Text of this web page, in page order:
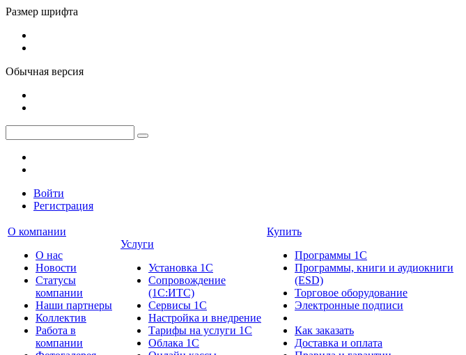
Размер шрифта
Обычная версия
Войти
Регистрация
О компании
О нас
Новости
Cтатусы
компании
Наши партнеры
Коллектив
Работа в
компании
Услуги
Установка 1С
Сопровождение
(1С:ИТС)
Сервисы 1С
Настройка и внедрение
Тарифы на услуги 1С
Облака 1С
Купить
Программы 1С
Программы, книги и аудиокниги
(ESD)
Торговое оборудование
Электронные подписи
Как заказать
Доставка и оплата